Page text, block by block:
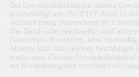
Bei Gewindeabdichtungen müssen
unbeschädigt sein. Bei PTFE-Band ist
Wickelrichtung entsprechend der
Das Band sollte gleichmäßig straff
Gewindeprofil ausfüllen, ohne übermäßig
Material kann das Gewinde beschädigen
erschweren. Flüssige Gewindedichtmittel
der Herstellerangaben verarbeitet und